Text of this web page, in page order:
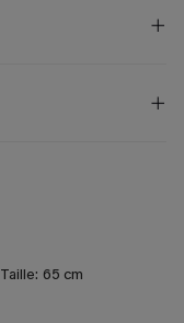
Taille: 65 cm